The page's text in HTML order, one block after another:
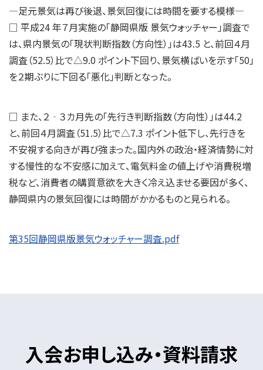
―足元景気は再び後退、景気回復には時間を要する模様―
□ 平成24 年７月実施の「静岡県版 景気ウォッチャー」調査で
は、県内景気の「現状判断指数（方向性）」は43.5 と、前回４月
調査（52.5）比で△9.0 ポイント下回り、景気横ばいを示す「50」
を２期ぶりに下回る「悪化」判断となった。
□ また、２‐３カ月先の「先行き判断指数（方向性）」は44.2
と、前回４月調査（51.5）比で△7.3 ポイント低下し、先行きを
不安視する向きが再び強まった。国内外の政治・経済情勢に対
する慢性的な不安感に加えて、電気料金の値上げや消費税増
税など、消費者の購買意欲を大きく冷え込ませる要因が多く、
静岡県内の景気回復には時間がかかるものと見られる。
第35回静岡県版景気ウォッチャー調査.pdf
入会お申し込み・資料請求